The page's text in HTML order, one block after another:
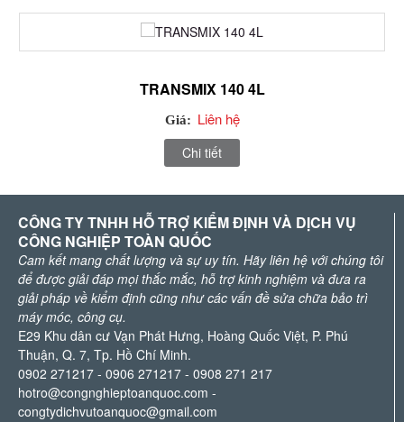
TRANSMIX 140 4L
Giá: Liên hệ
Chi tiết
CÔNG TY TNHH HỖ TRỢ KIỂM ĐỊNH VÀ DỊCH VỤ
CÔNG NGHIỆP TOÀN QUỐC
Cam kết mang chất lượng và sự uy tín. Hãy liên hệ với chúng tôi
để được giải đáp mọi thắc mắc, hỗ trợ kinh nghiệm và đưa ra
giải pháp về kiểm định cũng như các vấn đề sửa chữa bảo trì
máy móc, công cụ.
E29 Khu dân cư Vạn Phát Hưng, Hoàng Quốc Việt, P. Phú
Thuận, Q. 7, Tp. Hồ Chí Minh.
0902 271217 - 0906 271217 - 0908 271 217
hotro@congnghieptoanquoc.com -
congtydichvutoanquoc@gmail.com